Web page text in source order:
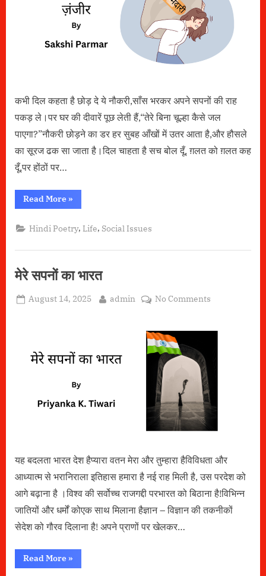
कभी दिल कहता है छोड़ दे ये नौकरी,साँस भरकर अपने सपनों की राह
पकड़ ले।पर घर की दीवारें पूछ लेती हैं,“तेरे बिना चूल्हा कैसे जल
पाएगा?”नौकरी छोड़ने का डर हर सुबह आँखों में उतर आता है,और हौसले
का सूरज ढक सा जाता है।दिल चाहता है सच बोल दूँ, ग़लत को ग़लत कह
दूँ,पर होंठों पर…
Read More“ज़िम्मेदारियों
की
»
Hindi Poetry,Life, Social Issues
मेरे सपनों का भारत
Posted
August 14, 2025 By
admin No Commentson
यह बदलता भारत देश हैप्यारा वतन मेरा और तुम्हारा हैविविधता और
आध्यात्म से भरानिराला इतिहास हमारा है नई राह मिली है, उस परदेश को
आगे बढ़ाना है ।विश्व की सर्वोच्च राजगद्दी परभारत को बिठाना है!विभिन्न
जातियों और धर्मों कोएक साथ मिलाना हैज्ञान – विज्ञान की तकनीकों
सेदेश को गौरव दिलाना है! अपने प्राणों पर खेलकर…
Read More“मेरे
सपनों
»